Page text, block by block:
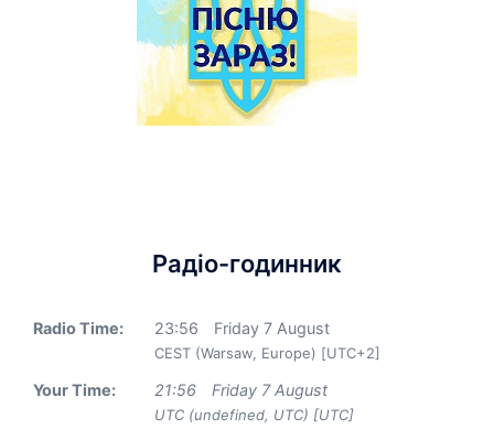
Радіо-годинник
Radio Time: 23:56 Friday 7 August
CEST (Warsaw, Europe) [UTC+2]
Your Time: 21:56 Friday 7 August
UTC (undefined, UTC) [UTC]